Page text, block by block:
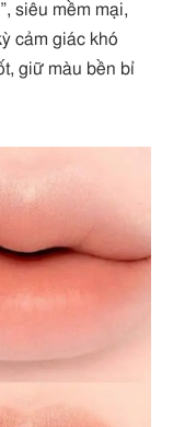
siêu mềm mại,
cảm giác khó
giữ màu bền bỉ